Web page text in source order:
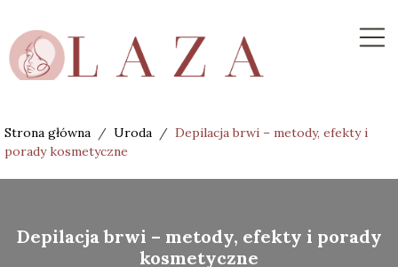
Strona główna / Uroda / Depilacja brwi – metody, efekty i
porady kosmetyczne
Depilacja brwi – metody, efekty i porady
kosmetyczne